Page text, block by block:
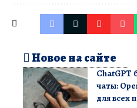
Новое на сайте
ChatGPT
чаты:
для всех